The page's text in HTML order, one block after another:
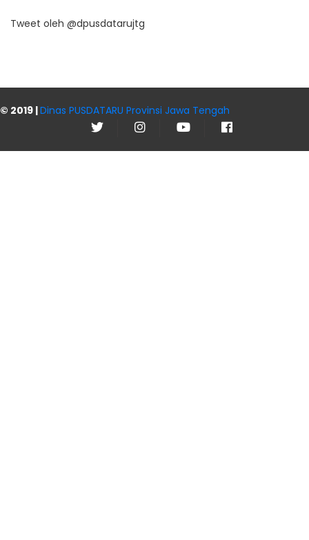
Tweet oleh @dpusdatarujtg
© 2019 | Dinas PUSDATARU Provinsi Jawa Tengah